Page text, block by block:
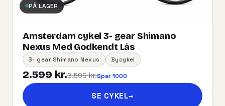
PÅ LAGER
Amsterdam cykel 3- gear Shimano
Nexus Med Godkendt Lås
3- gear Shimano Nexus Bycykel
2.599 kr.3.599 kr.Spar 1000
SE CYKEL→